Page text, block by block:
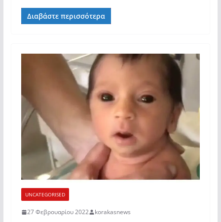
Διαβάστε περισσότερα
UNCATEGORISED
27 Φεβρουαρίου 2022 korakasnews